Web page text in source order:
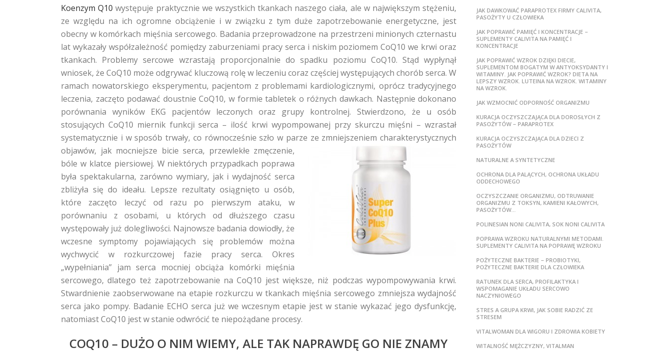
Koenzym Q10występuje praktycznie we wszystkich tkankach naszego ciała, ale w największym stężeniu,
ze względu na ich ogromne obciążenie i w związku z tym duże zapotrzebowanie energetyczne, jest
obecny w komórkach mięśnia sercowego. Badania przeprowadzone na przestrzeni minionych czternastu
lat wykazały współzależność pomiędzy zaburzeniami pracy serca i niskim poziomem CoQ10 we krwi oraz
tkankach. Problemy sercowe wzrastają proporcjonalnie do spadku poziomu CoQ10. Stąd wypłynął
wniosek, że CoQ10 może odgrywać kluczową rolę w leczeniu coraz częściej występujących chorób serca. W
ramach nowatorskiego eksperymentu, pacjentom z problemami kardiologicznymi, oprócz tradycyjnego
leczenia, zaczęto podawać doustnie CoQ10, w formie tabletek o różnych dawkach. Następnie dokonano
porównania wyników EKG pacjentów leczonych oraz grupy kontrolnej. Stwierdzono, że u osób
stosujących CoQ10 miernik funkcji serca – ilość krwi wypompowanej przy skurczu mięśni – wzrastał
systematycznie i w sposób trwały, co równocześnie szło w parze ze zmniejszeniemcharakterystycznych
objawów, jak mocniejsze bicie serca, przewlekłe zmęczenie,
bóle w klatce piersiowej. W niektórych przypadkach poprawa
była spektakularna, zarówno wymiary, jak i wydajność serca
zbliżyła się do ideału. Lepsze rezultaty osiągnięto u osób,
które zaczęto leczyć od razu po pierwszym ataku, w
porównaniu z osobami, u których od dłuższego czasu
występowały już dolegliwości. Najnowsze badania dowiodły, że
wczesne symptomy pojawiających się problemów można
wychwycić w rozkurczowej fazie pracy serca. Okres
„wypełniania” jam serca mocniej obciąża komórki mięśnia
sercowego, dlatego też zapotrzebowanie na CoQ10 jest większe, niż podczas wypompowywania krwi.
Stwardnienie zaobserwowane na etapie rozkurczu w tkankach mięśnia sercowego zmniejsza wydajność
serca jako pompy. Badanie ECHO serca już we wczesnym etapie jest w stanie wykazać jego dysfunkcję,
natomiast CoQ10 jest w stanie odwrócić te niepożądane procesy.
COQ10 – DUŻO O NIM WIEMY, ALE TAK NAPRAWDĘ GO NIE ZNAMY
JAK DAWKOWAĆ PARAPROTEX FIRMY CALIVITA,
PASOŻYTY U CZŁOWIEKA
JAK POPRAWIĆ PAMIĘĆ I KONCENTRACJE –
SUPLEMENTY CALIVITA NA PAMIĘĆ I
KONCENTRACJE
JAK POPRAWIĆ WZROK DZIĘKI DIECIE,
SUPLEMENTOM BOGATYM W ANTYOKSYDANTY I
WITAMINY. JAK POPRAWIĆ WZROK? DIETA NA
LEPSZY WZROK. LUTEINA NA WZROK. WITAMINY
NA WZROK.
JAK WZMOCNIĆ ODPORNOŚĆ ORGANIZMU
KURACJA OCZYSZCZAJĄCA DLA DOROSŁYCH Z
PASOŻYTÓW – PARAPROTEX
KURACJA OCZYSZCZAJĄCA DLA DZIECI Z
PASOŻYTÓW
NATURALNE A SYNTETYCZNE
OCHRONA DLA PALĄCYCH, OCHRONA UKŁADU
ODDECHOWEGO
OCZYSZCZANIE ORGANIZMU, ODTRUWANIE
ORGANIZMU Z TOKSYN, KAMIENI KAŁOWYCH,
PASOŻYTÓW…
POLINESIAN NONI CALIVITA, SOK NONI CALIVITA
POPRAWA WZROKU NATURALNYMI METODAMI.
SUPLEMENTY CALIVITA NA POPRAWĘ WZROKU
POŻYTECZNE BAKTERIE – PROBIOTYKI,
POŻYTECZNE BAKTERIE DLA CZŁOWIEKA
RATUNEK DLA SERCA, PROFILAKTYKA I
WSPOMAGANIE UKŁADU SERCOWO
NACZYNIOWEGO
STRES A GRUPA KRWI, JAK SOBIE RADZIĆ ZE
STRESEM
VITALWOMAN DLA WIGORU I ZDROWIA KOBIETY
WITALNOŚĆ MĘŻCZYZNY, VITALMAN